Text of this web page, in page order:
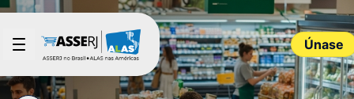
Saltar al contenido principal
Únase